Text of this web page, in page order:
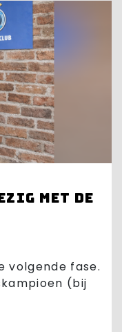
met de
volgende fase.
(bij